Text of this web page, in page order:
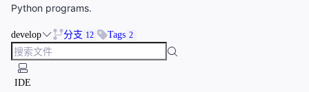
Python programs.
develop 分支 12 Tags 2
IDE